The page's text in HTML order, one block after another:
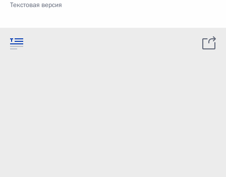
Текстовая версия